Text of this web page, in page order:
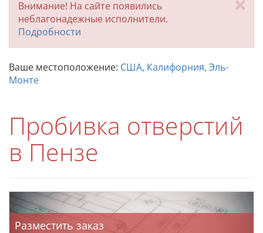
Внимание! На сайте появились
неблагонадежные исполнители.
Подробности
Ваше местоположение: США, Калифорния, Эль-
Монте
Пробивка отверстий
в Пензе
Разместить заказ